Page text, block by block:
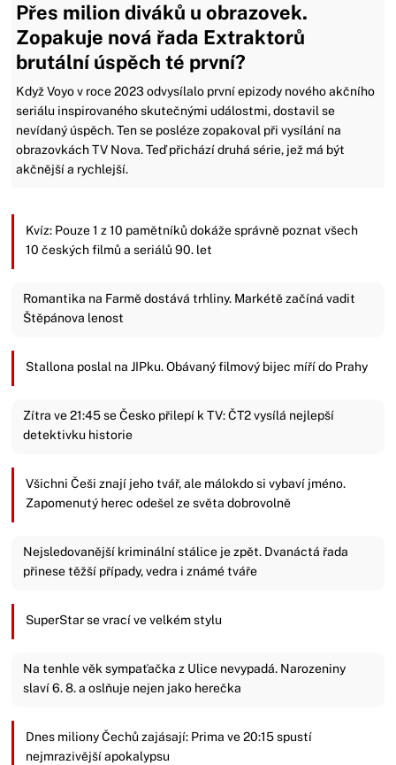
Přes milion diváků u obrazovek.
Zopakuje nová řada Extraktorů
brutální úspěch té první?
Když Voyo v roce 2023 odvysílalo první epizody nového akčního
seriálu inspirovaného skutečnými událostmi, dostavil se
nevídaný úspěch. Ten se posléze zopakoval při vysílání na
obrazovkách TV Nova. Teď přichází druhá série, jež má být
akčnější a rychlejší.
Kvíz: Pouze 1 z 10 pamětníků dokáže správně poznat všech
10 českých filmů a seriálů 90. let
Romantika na Farmě dostává trhliny. Markétě začíná vadit
Štěpánova lenost
Stallona poslal na JIPku. Obávaný filmový bijec míří do Prahy
Zítra ve 21:45 se Česko přilepí k TV: ČT2 vysílá nejlepší
detektivku historie
Všichni Češi znají jeho tvář, ale málokdo si vybaví jméno.
Zapomenutý herec odešel ze světa dobrovolně
Nejsledovanější kriminální stálice je zpět. Dvanáctá řada
přinese těžší případy, vedra i známé tváře
SuperStar se vrací ve velkém stylu
Na tenhle věk sympaťačka z Ulice nevypadá. Narozeniny
slaví 6. 8. a oslňuje nejen jako herečka
Dnes miliony Čechů zajásají: Prima ve 20:15 spustí
nejmrazivější apokalypsu